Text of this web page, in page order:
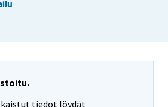
tiedot löydät